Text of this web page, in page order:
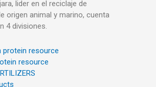
lider en el reciclaje de
origen animal y marino, cuenta
4 divisiones.
protein resource
resource